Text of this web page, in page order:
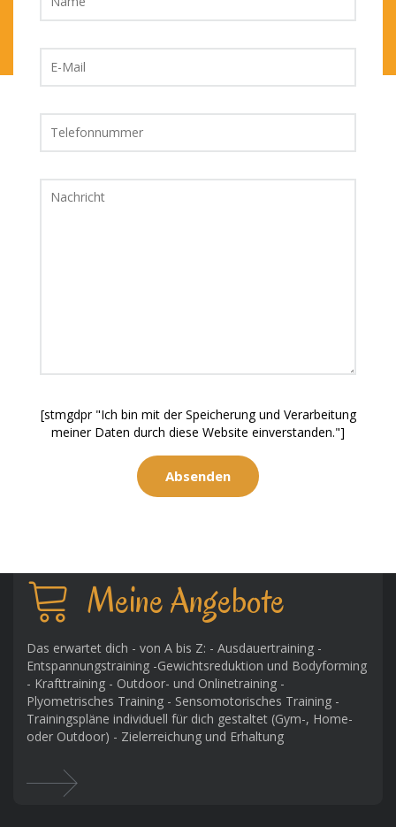
[stmgdpr "Ich bin mit der Speicherung und Verarbeitung
meiner Daten durch diese Website einverstanden."]
Meine Angebote
Das erwartet dich - von A bis Z: - Ausdauertraining -
Entspannungstraining -Gewichtsreduktion und Bodyforming
- Krafttraining - Outdoor- und Onlinetraining -
Plyometrisches Training - Sensomotorisches Training -
Trainingspläne individuell für dich gestaltet (Gym-, Home-
oder Outdoor) - Zielerreichung und Erhaltung